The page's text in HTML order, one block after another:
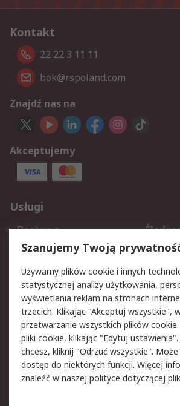
Kontakt
22 22 3 11 11
bok@rspoland.com
Znajdź nas na
Akceptujemy
Usługi
Dostawa
Reklamacje i zwroty
Aspekty prawne
Bezpieczeństwo e-
maila
plików
Polityka prywatności
Zastrzeżenia prawne
Szanujemy Twoją
Używamy plików cookie i innych
statystycznej analizy użytkowania,
wyświetlania reklam na stronach
trzecich. Klikając "Akceptuj wszystkie",
przetwarzanie wszystkich plików
pliki cookie, klikając "Edytuj ustawienia".
chcesz, kliknij "Odrzuć wszystkie".
dostęp do niektórych funkcji. Więcej
znaleźć w naszej polityce dotyczącej